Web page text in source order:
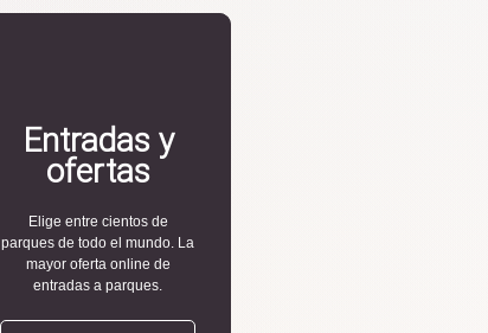
Entradas y
ofertas
Elige entre cientos de
parques de todo el mundo. La
mayor oferta online de
entradas a parques.